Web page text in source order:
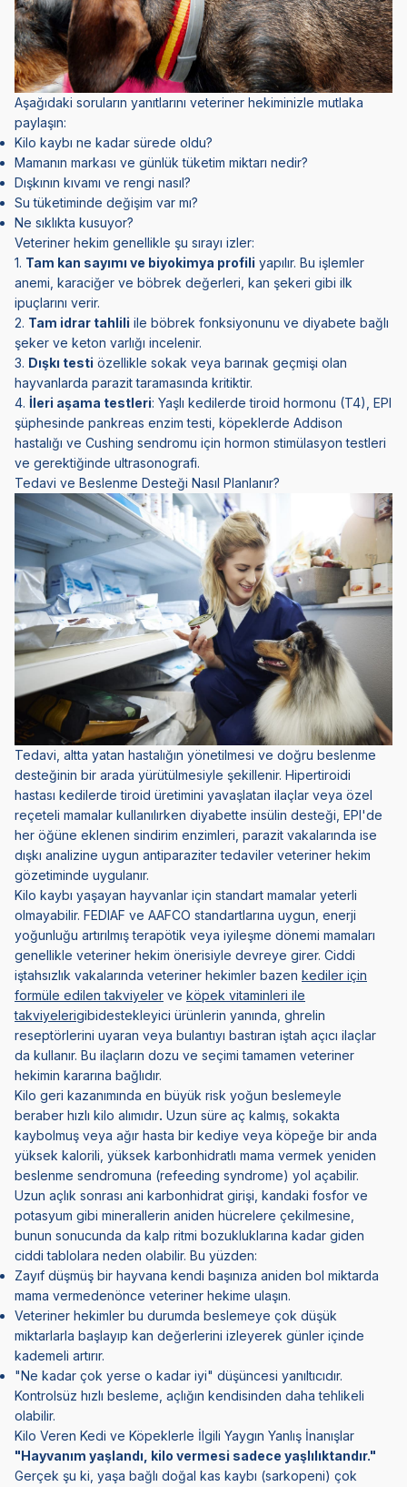
Aşağıdaki soruların yanıtlarını veteriner hekiminizle mutlaka
paylaşın:
Kilo kaybı ne kadar sürede oldu?
Mamanın markası ve günlük tüketim miktarı nedir?
Dışkının kıvamı ve rengi nasıl?
Su tüketiminde değişim var mı?
Ne sıklıkta kusuyor?
Veteriner hekim genellikle şu sırayı izler:
1. Tam kan sayımı ve biyokimya profili yapılır. Bu işlemler
anemi, karaciğer ve böbrek değerleri, kan şekeri gibi ilk
ipuçlarını verir.
2. Tam idrar tahlili ile böbrek fonksiyonunu ve diyabete bağlı
şeker ve keton varlığı incelenir.
3. Dışkı testi özellikle sokak veya barınak geçmişi olan
hayvanlarda parazit taramasında kritiktir.
4. İleri aşama testleri: Yaşlı kedilerde tiroid hormonu (T4), EPI
şüphesinde pankreas enzim testi, köpeklerde Addison
hastalığı ve Cushing sendromu için hormon stimülasyon testleri
ve gerektiğinde ultrasonografi.
Tedavi ve Beslenme Desteği Nasıl Planlanır?
Tedavi, altta yatan hastalığın yönetilmesi ve doğru beslenme
desteğinin bir arada yürütülmesiyle şekillenir. Hipertiroidi
hastası kedilerde tiroid üretimini yavaşlatan ilaçlar veya özel
reçeteli mamalar kullanılırken diyabette insülin desteği, EPI'de
her öğüne eklenen sindirim enzimleri, parazit vakalarında ise
dışkı analizine uygun antiparaziter tedaviler veteriner hekim
gözetiminde uygulanır.
Kilo kaybı yaşayan hayvanlar için standart mamalar yeterli
olmayabilir. FEDIAF ve AAFCO standartlarına uygun, enerji
yoğunluğu artırılmış terapötik veya iyileşme dönemi mamaları
genellikle veteriner hekim önerisiyle devreye girer. Ciddi
iştahsızlık vakalarında veteriner hekimler bazen kediler için
formüle edilen takviyeler ve köpek vitaminleri ile
takviyelerigibidestekleyici ürünlerin yanında, ghrelin
reseptörlerini uyaran veya bulantıyı bastıran iştah açıcı ilaçlar
da kullanır. Bu ilaçların dozu ve seçimi tamamen veteriner
hekimin kararına bağlıdır.
Kilo geri kazanımında en büyük risk yoğun beslemeyle
beraber hızlı kilo alımıdır. Uzun süre aç kalmış, sokakta
kaybolmuş veya ağır hasta bir kediye veya köpeğe bir anda
yüksek kalorili, yüksek karbonhidratlı mama vermek yeniden
beslenme sendromuna (refeeding syndrome) yol açabilir.
Uzun açlık sonrası ani karbonhidrat girişi, kandaki fosfor ve
potasyum gibi minerallerin aniden hücrelere çekilmesine,
bunun sonucunda da kalp ritmi bozukluklarına kadar giden
ciddi tablolara neden olabilir. Bu yüzden:
Zayıf düşmüş bir hayvana kendi başınıza aniden bol miktarda
mama vermedenönce veteriner hekime ulaşın.
Veteriner hekimler bu durumda beslemeye çok düşük
miktarlarla başlayıp kan değerlerini izleyerek günler içinde
kademeli artırır.
"Ne kadar çok yerse o kadar iyi" düşüncesi yanıltıcıdır.
Kontrolsüz hızlı besleme, açlığın kendisinden daha tehlikeli
olabilir.
Kilo Veren Kedi ve Köpeklerle İlgili Yaygın Yanlış İnanışlar
"Hayvanım yaşlandı, kilo vermesi sadece yaşlılıktandır."
Gerçek şu ki, yaşa bağlı doğal kas kaybı (sarkopeni) çok